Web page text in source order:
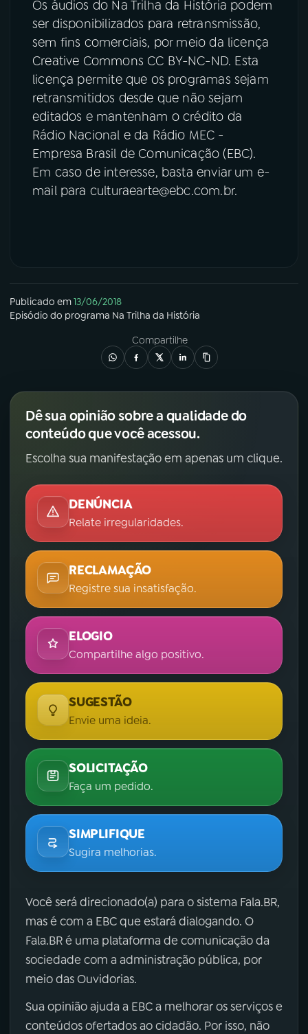
Os áudios do Na Trilha da História podem
ser disponibilizados para retransmissão,
sem fins comerciais, por meio da licença
Creative Commons CC BY-NC-ND. Esta
licença permite que os programas sejam
retransmitidos desde que não sejam
editados e mantenham o crédito da
Rádio Nacional e da Rádio MEC -
Empresa Brasil de Comunicação (EBC).
Em caso de interesse, basta enviar um e-
mail para culturaearte@ebc.com.br.
Publicado em13/06/2018
Episódio do programa Na Trilha da História
Compartilhe
Dê sua opinião sobre a qualidade do
conteúdo que você acessou.
Escolha sua manifestação em apenas um clique.
DENÚNCIA
Relate irregularidades.
RECLAMAÇÃO
Registre sua insatisfação.
ELOGIO
Compartilhe algo positivo.
SUGESTÃO
Envie uma ideia.
SOLICITAÇÃO
Faça um pedido.
SIMPLIFIQUE
Sugira melhorias.
Você será direcionado(a) para o sistema Fala.BR,
mas é com a EBC que estará dialogando. O
Fala.BR é uma plataforma de comunicação da
sociedade com a administração pública, por
meio das Ouvidorias.
Sua opinião ajuda a EBC a melhorar os serviços e
conteúdos ofertados ao cidadão. Por isso, não